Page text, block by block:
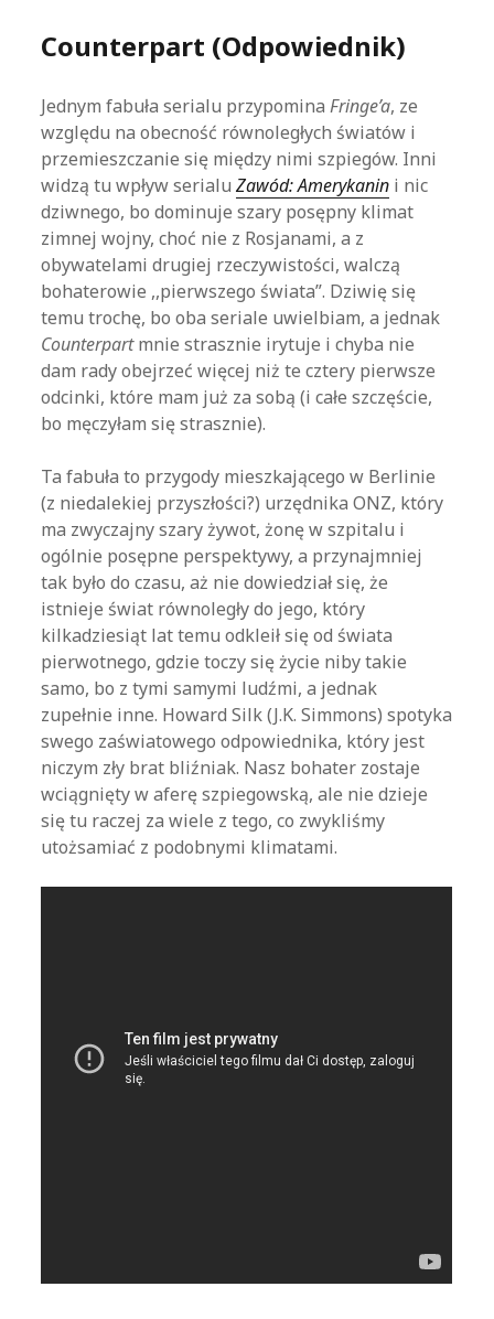
Counterpart (Odpowiednik)
Jednym fabuła serialu przypominaFringe’a, ze
względu na obecność równoległych światów i
przemieszczanie się między nimi szpiegów. Inni
widzą tu wpływ serialuZawód: Amerykanin i nic
dziwnego, bo dominuje szary posępny klimat
zimnej wojny, choć nie z Rosjanami, a z
obywatelami drugiej rzeczywistości, walczą
bohaterowie ,,pierwszego świata”. Dziwię się
temu trochę, bo oba seriale uwielbiam, a jednak
Counterpartmnie strasznie irytuje i chyba nie
dam rady obejrzeć więcej niż te cztery pierwsze
odcinki, które mam już za sobą (i całe szczęście,
bo męczyłam się strasznie).
Ta fabuła to przygody mieszkającego w Berlinie
(z niedalekiej przyszłości?) urzędnika ONZ, który
ma zwyczajny szary żywot, żonę w szpitalu i
ogólnie posępne perspektywy, a przynajmniej
tak było do czasu, aż nie dowiedział się, że
istnieje świat równoległy do jego, który
kilkadziesiąt lat temu odkleił się od świata
pierwotnego, gdzie toczy się życie niby takie
samo, bo z tymi samymi ludźmi, a jednak
zupełnie inne. Howard Silk (J.K. Simmons) spotyka
swego zaświatowego odpowiednika, który jest
niczym zły brat bliźniak. Nasz bohater zostaje
wciągnięty w aferę szpiegowską, ale nie dzieje
się tu raczej za wiele z tego, co zwykliśmy
utożsamiać z podobnymi klimatami.